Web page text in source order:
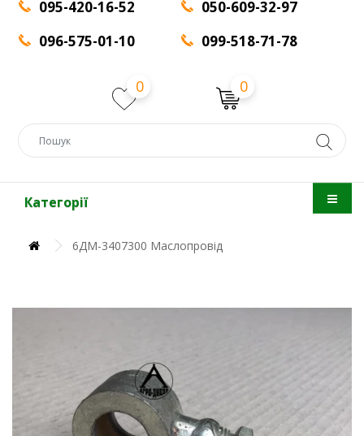
095-420-16-52
096-575-01-10
050-609-32-97
099-518-71-78
0 0
Категорії
6ДМ-3407300 Маслопровід